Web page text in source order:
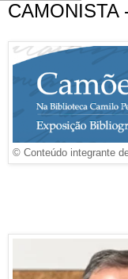
CAMONISTA
© Conteúdo integrante